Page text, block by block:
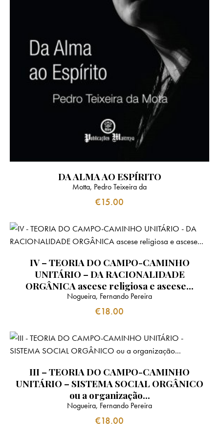
DA ALMA AO ESPÍRITO
Motta, Pedro Teixeira da
€15.00
IV – TEORIA DO CAMPO-CAMINHO
UNITÁRIO – DA RACIONALIDADE
ORGÂNICA ascese religiosa e ascese…
Nogueira, Fernando Pereira
€18.00
III – TEORIA DO CAMPO-CAMINHO
UNITÁRIO – SISTEMA SOCIAL ORGÂNICO
ou a organização…
Nogueira, Fernando Pereira
€18.00